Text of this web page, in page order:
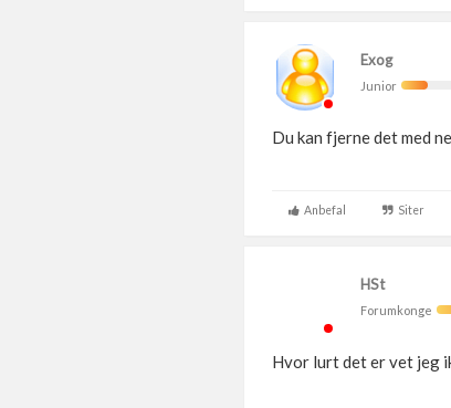
Exog
Junior
Du kan fjerne det med
Anbefal Siter
HSt
Forumkonge
Hvor lurt det er vet jeg